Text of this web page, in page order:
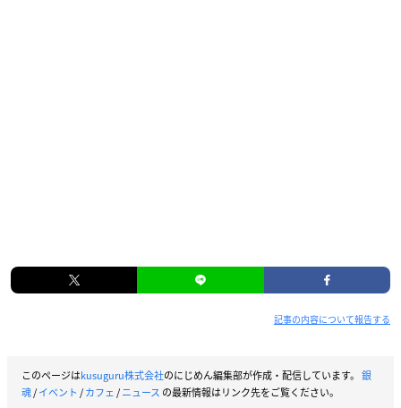
記事の内容について報告する
このページはkusuguru株式会社のにじめん編集部が作成・配信しています。 銀
魂/イベント /カフェ/ニュース の最新情報はリンク先をご覧ください。